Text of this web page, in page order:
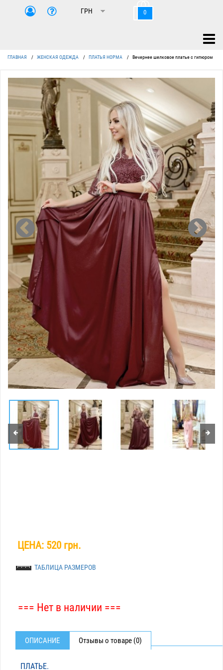
0
ГЛАВНАЯ / ЖЕНСКАЯ ОДЕЖДА / ПЛАТЬЯ НОРМА / Вечернее шелковое платье с гипюром
ЦЕНА: 520 грн.
ТАБЛИЦА РАЗМЕРОВ
=== Нет в наличии ===
ОПИСАНИЕ Отзывы о товаре (0)
ПЛАТЬЕ.